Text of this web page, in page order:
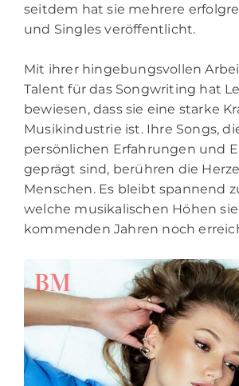
seitdem hat sie mehrere
und Singles veröffentlicht.
Mit ihrer hingebungsvollen
Talent für das Songwriting hat
bewiesen, dass sie eine starke
Musikindustrie ist. Ihre Songs,
persönlichen Erfahrungen und
geprägt sind, berühren die
Menschen. Es bleibt spannend
welche musikalischen Höhen
kommenden Jahren noch